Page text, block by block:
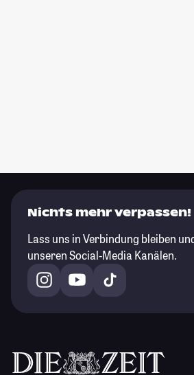
Nichts mehr verpassen!
Lass uns in Verbindung bleiben
unseren Social-Media Kanälen.